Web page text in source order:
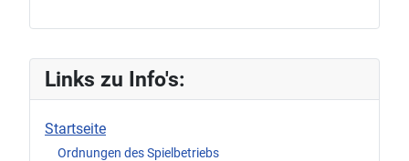
Links zu Info's:
Startseite
Ordnungen des Spielbetriebs